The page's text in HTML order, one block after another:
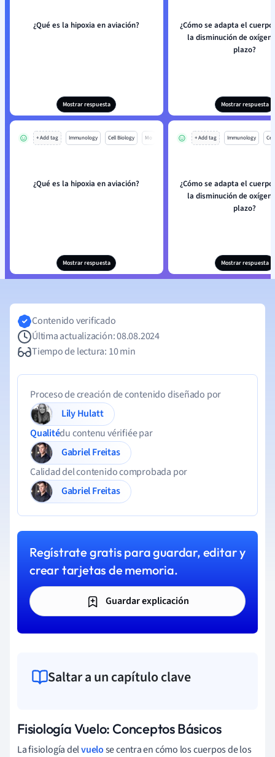
¿Qué es la hipoxia en aviación?
Mostrar respuesta
¿Cómo se adapta el
la disminución de
plazo?
Mostrar respuesta
+ Add tag Immunology Cell Biology Mo
¿Qué es la hipoxia en aviación?
Mostrar respuesta
+ Add tag Immunology
¿Cómo se adapta el
la disminución de
plazo?
Mostrar respuesta
Contenido verificado
Última actualización: 08.08.2024
Tiempo de lectura: 10 min
Proceso de creación de contenido diseñado por
Lily Hulatt
Qualitédu contenu vérifiée par
Gabriel Freitas
Calidad del contenido comprobada por
Gabriel Freitas
Regístrate gratis para guardar, editar y
crear tarjetas de memoria.
Guardar explicación
Saltar a un capítulo clave
Fisiología Vuelo: Conceptos Básicos
La fisiología delvuelose centra en cómo los cuerpos de los